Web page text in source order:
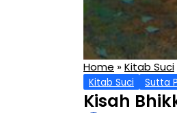
Home »Kitab Suci
Kitab Suci Sutta
Kisah